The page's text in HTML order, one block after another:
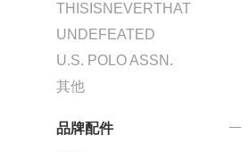
THISISNEVERTHAT
UNDEFEATED
U.S. POLO ASSN.
其他
品牌配件